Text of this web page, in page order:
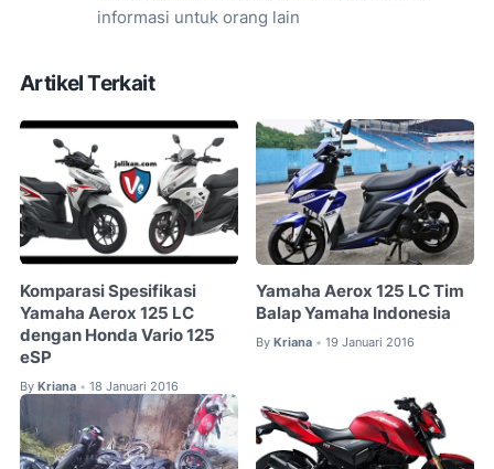
informasi untuk orang lain
Artikel Terkait
Komparasi Spesifikasi
Yamaha Aerox 125 LC
dengan Honda Vario 125
eSP
By Kriana • 18 Januari 2016
Yamaha Aerox 125 LC Tim
Balap Yamaha Indonesia
By Kriana • 19 Januari 2016